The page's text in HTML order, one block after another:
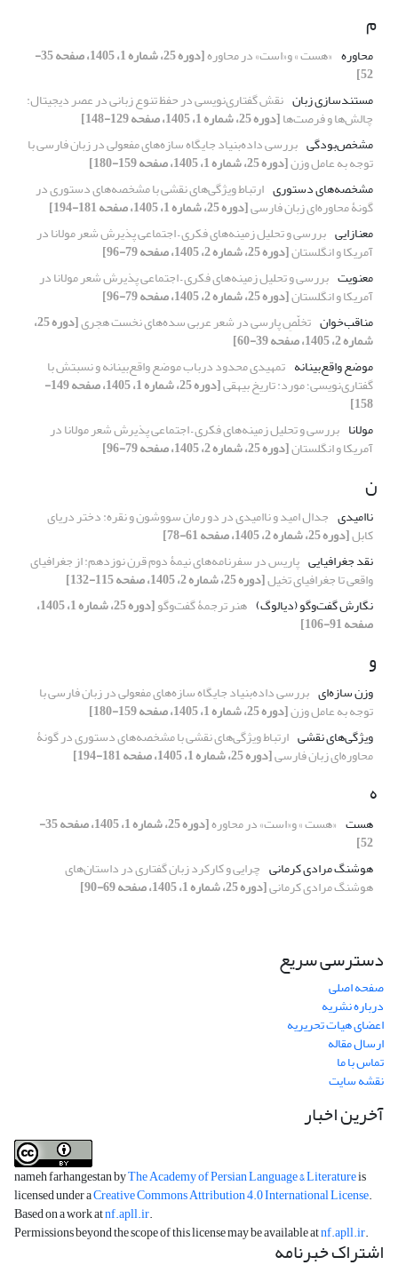
م
محاوره «هست » و«است» در محاوره [دوره 25، شماره 1، 1405، صفحه 35-
52]
مستندسازی زبان نقش گفتاری‌نویسی در حفظ تنوع زبانی در عصر دیجیتال:
چالش‌ها و فرصت‌ها[دوره 25، شماره 1، 1405، صفحه 129-148]
مشخص‌بودگی بررسی داده‌‌بنیاد جایگاه سازه‌های مفعولی در زبان فارسی با
توجه به عامل وزن[دوره 25، شماره 1، 1405، صفحه 159-180]
مشخصه‌های دستوری ارتباط ویژگی‌های نقشی با مشخصه‌های دستوریدر
گونۀ محاوره‌ای زبان فارسی[دوره 25، شماره 1، 1405، صفحه 181-194]
معنازایی بررسی و تحلیل زمینه‌های فکری – اجتماعی پذیرش شعر مولانا در
آمریکا و انگلستان[دوره 25، شماره 2، 1405، صفحه 79-96]
معنویت بررسی و تحلیل زمینه‌های فکری – اجتماعی پذیرش شعر مولانا در
آمریکا و انگلستان[دوره 25، شماره 2، 1405، صفحه 79-96]
مناقب‌خوان تخلّصِ پارسی در شعر عربی سده‌های نخست هجری [دوره 25،
شماره 2، 1405، صفحه 39-60]
موضع واقع‌بینانه تمهیدی محدود درباب موضع واقع‌بینانه ونسبتش با
گفتاری‌نویسی؛ مورد: تاریخ بیهقی [دوره 25، شماره 1، 1405، صفحه 149-
158]
مولانا بررسی و تحلیل زمینه‌های فکری – اجتماعی پذیرش شعر مولانا در
آمریکا و انگلستان[دوره 25، شماره 2، 1405، صفحه 79-96]
ن
ناامیدی جدال امید و ناامیدی در دو رمان سووشون و نقره: دختر دریای
کابل[دوره 25، شماره 2، 1405، صفحه 61-78]
نقد جغرافیایی پاریس در سفرنامه‌های نیمۀ دوم قرن نوزدهم: از جغرافیای
واقعی تا جغرافیای تخیل[دوره 25، شماره 2، 1405، صفحه 115-132]
نگارش گفت‌وگو (دیالوگ) هنر ترجمۀ گفت‌وگو [دوره 25، شماره 1، 1405،
صفحه 91-106]
و
وزن سازه‌ای بررسی داده‌‌بنیاد جایگاه سازه‌های مفعولی در زبان فارسی با
توجه به عامل وزن[دوره 25، شماره 1، 1405، صفحه 159-180]
ویژگی‌های نقشی ارتباط ویژگی‌های نقشی با مشخصه‌های دستوریدر گونۀ
محاوره‌ای زبان فارسی[دوره 25، شماره 1، 1405، صفحه 181-194]
ه
هست «هست » و«است» در محاوره [دوره 25، شماره 1، 1405، صفحه 35-
52]
هوشنگ مرادی کرمانی چرایی و کارکرد زبان گفتاری در داستان‌های
هوشنگ مرادی کرمانی[دوره 25، شماره 1، 1405، صفحه 69-90]
دسترسی سریع
صفحه اصلی
درباره نشریه
اعضای هیات تحریریه
ارسال مقاله
تماس با ما
نقشه سایت
آخرین اخبار
nameh farhangestan byThe Academy of Persian Language & Literatureis
licensed under aCreative Commons Attribution 4.0 International License.
Based on a work atnf.apll.ir.
Permissions beyond the scope of this license may be available atnf.apll.ir.
اشتراک خبرنامه